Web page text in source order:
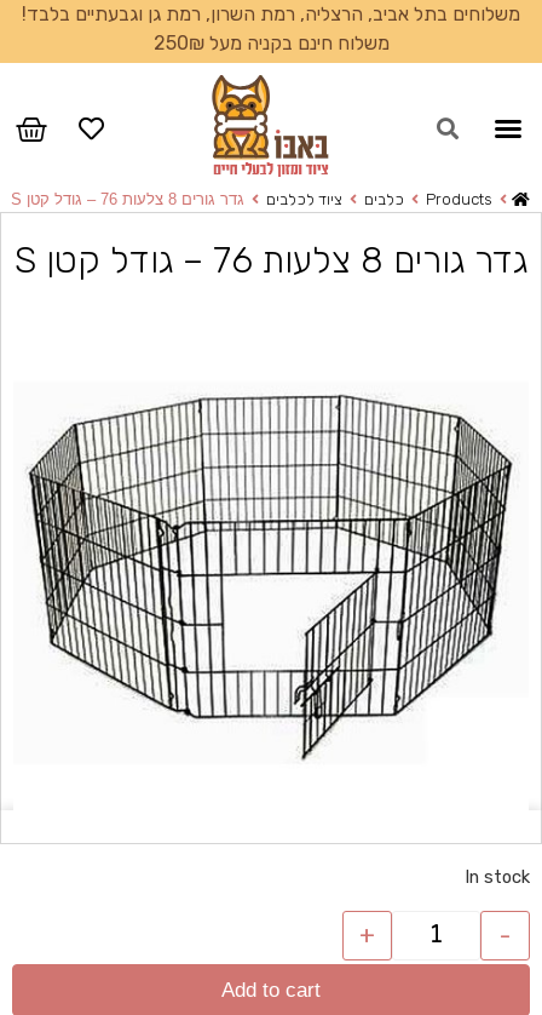
משלוחים בתל אביב, הרצליה, רמת השרון, רמת גן וגבעתיים בלבד!
משלוח חינם בקניה מעל 250₪
Products כלבים ציוד לכלבים גדר גורים 8 צלעות 76 – גודל קטן S
גדר גורים 8 צלעות 76 – גודל קטן S
In stock
-
+
Add to cart